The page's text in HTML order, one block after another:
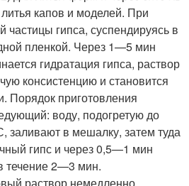
капов и моделей. При
частицы гипса, суспендируясь в
пленкой. Через 1—5 мин
гидратация гипса, раствор
консистенцию и становится
Порядок приготовления
воду, подогретую до
в мешалку, затем туда
гипс и через 0,5—1 мин
течение 2—3 мин.
раствор немедленно